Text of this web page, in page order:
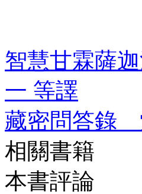
智慧甘霖薩
一 等譯
藏密問答錄
相關書籍
本書評論